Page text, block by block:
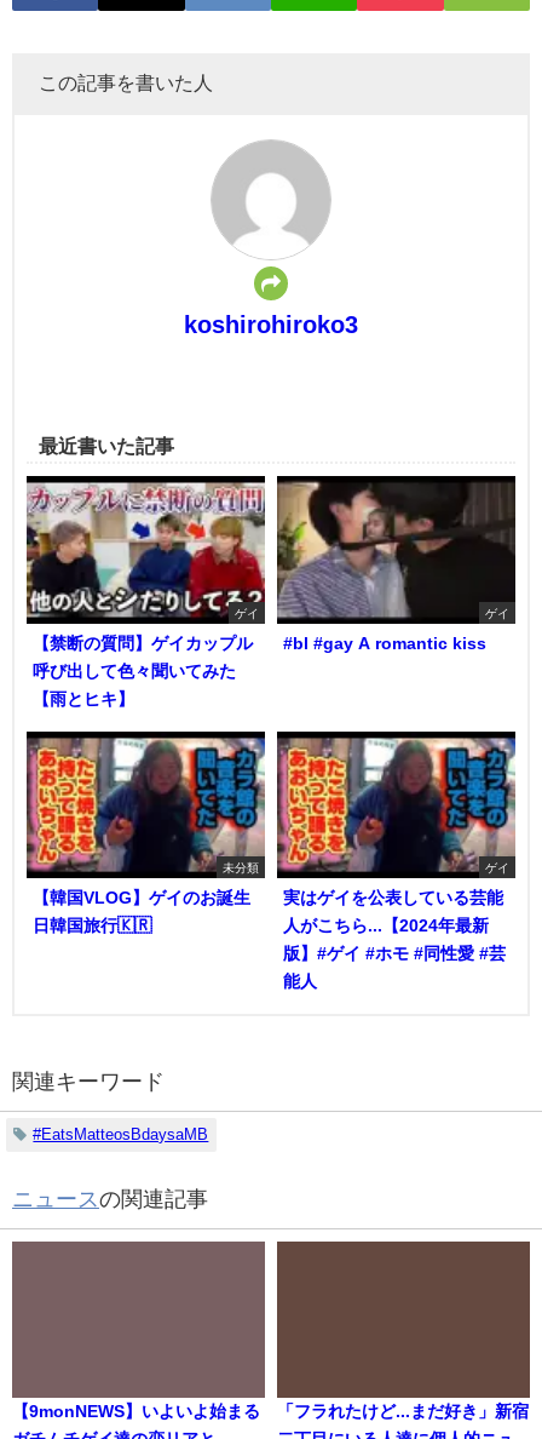
この記事を書いた人
koshirohiroko3
最近書いた記事
ゲイ
【禁断の質問】ゲイカップル
呼び出して色々聞いてみた
【雨とヒキ】
ゲイ
#bl #gay A romantic kiss
未分類
【韓国VLOG】ゲイのお誕生
日韓国旅行🇰🇷
ゲイ
実はゲイを公表している芸能
人がこちら...【2024年最新
版】#ゲイ #ホモ #同性愛 #芸
能人
関連キーワード
#EatsMatteosBdaysaMB
ニュースの関連記事
【9monNEWS】いよいよ始まる
「フラれたけど...まだ好き」新宿